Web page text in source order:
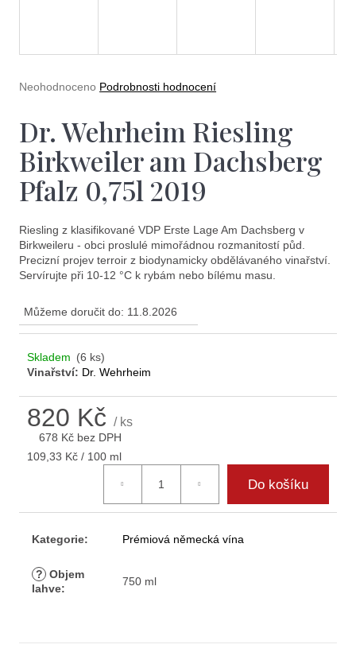
Průměrné
je
0,0
z
5
hvězdiček.
Neohodnoceno Podrobnosti hodnocení
Dr. Wehrheim Riesling
Birkweiler am Dachsberg
Pfalz 0,75l 2019
Riesling z klasifikované VDP Erste Lage Am Dachsberg v
Birkweileru - obci proslulé mimořádnou rozmanitostí půd.
Precizní projev terroir z biodynamicky obdělávaného vinařství.
Servírujte při 10-12 °C k rybám nebo bílému masu.
Můžeme doručit do: 11.8.2026
Skladem (6 ks)
Vinařství: Dr. Wehrheim
820 Kč/ ks
678 Kč bez DPH
Měrná
109,33 Kč / 100 ml
Do košíku
Kategorie: Prémiová německá vína
? Objem
lahve:
750 ml
e
n
j
í
t
?
j